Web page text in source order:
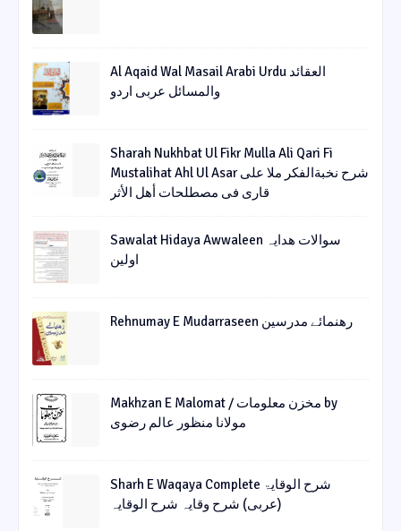
Al Aqaid Wal Masail Arabi Urdu العقائد
والمسائل عربی اردو
Sharah Nukhbat Ul Fikr Mulla Ali Qari Fi
Mustalihat Ahl Ul Asar شرح نخبةالفکر ملا علی
قاری فی مصطلحات أھل الأثر
Sawalat Hidaya Awwaleen سوالات ھدایہ
اولین
Rehnumay E Mudarraseen رهنمائے مدرسین
Makhzan E Malomat / مخزن معلومات by
مولانا منظور عالم رضوی
Sharh E Waqaya Complete شرح الوقایۃ
(عربی) شرح وقایہ شرح الوقایہ